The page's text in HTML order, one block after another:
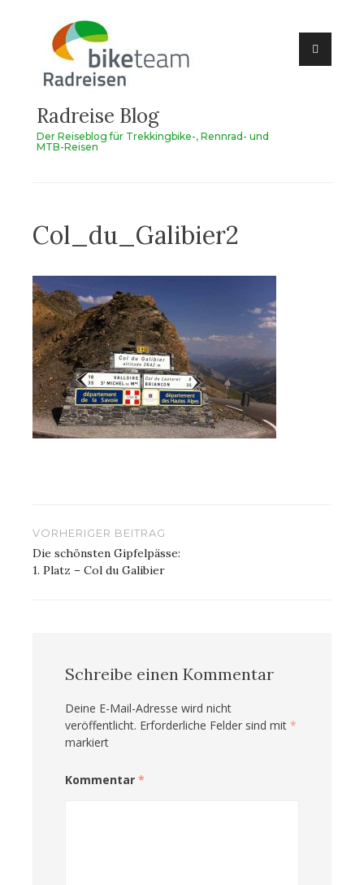
springen
Radreise Blog
Der Reiseblog für Trekkingbike-, Rennrad- und
MTB-Reisen
Col_du_Galibier2
Beitragsnavigation
VORHERIGER BEITRAG
Die schönsten Gipfelpässe:
1. Platz – Col du Galibier
Schreibe einen Kommentar
Deine E-Mail-Adresse wird nicht
veröffentlicht. Erforderliche Felder sind mit *
markiert
Kommentar *